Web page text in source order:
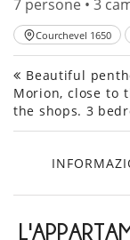
7 persone • 3
Courchevel 1650
Beautiful
Morion, close to
the shops. 3